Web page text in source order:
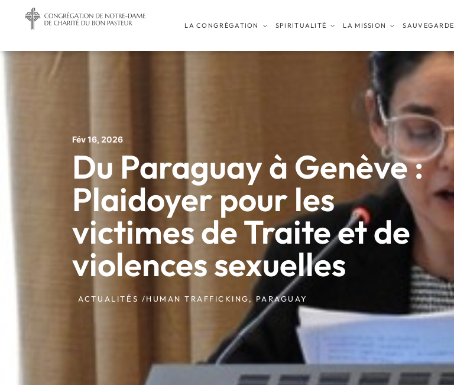
LA CONGRÉGATION SPIRITUALITÉ LA MISSION SAUVEGARDE
Fév 16, 2026
Du Paraguay à Genève :
Plaidoyer pour les
victimes de Traite et de
violences sexuelles
ACTUALITÉS /HUMAN TRAFFICKING, PARAGUAY